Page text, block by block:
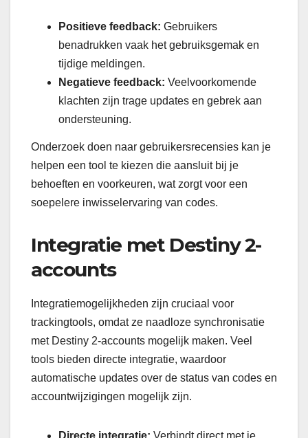
Positieve feedback: Gebruikers
benadrukken vaak het gebruiksgemak en
tijdige meldingen.
Negatieve feedback: Veelvoorkomende
klachten zijn trage updates en gebrek aan
ondersteuning.
Onderzoek doen naar gebruikersrecensies kan je
helpen een tool te kiezen die aansluit bij je
behoeften en voorkeuren, wat zorgt voor een
soepelere inwisselervaring van codes.
Integratie met Destiny 2-
accounts
Integratiemogelijkheden zijn cruciaal voor
trackingtools, omdat ze naadloze synchronisatie
met Destiny 2-accounts mogelijk maken. Veel
tools bieden directe integratie, waardoor
automatische updates over de status van codes en
accountwijzigingen mogelijk zijn.
Directe integratie: Verbindt direct met je